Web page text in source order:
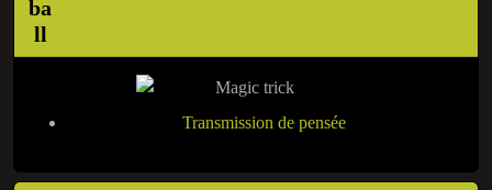
Transmission de pensée